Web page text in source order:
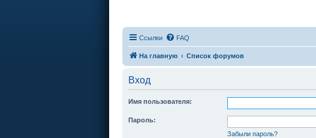
Ссылки FAQ
На главную Список форумов
Вход
Имя пользователя:
Пароль:
Забыли пароль?